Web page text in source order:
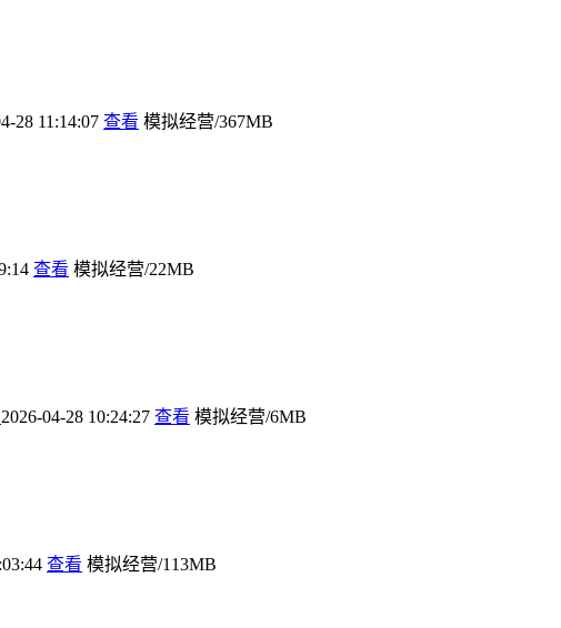
28 11:14:07 查看 模拟经营/367MB
查看 模拟经营/22MB
2026-04-28 10:24:27 查看 模拟经营/6MB
查看 模拟经营/113MB